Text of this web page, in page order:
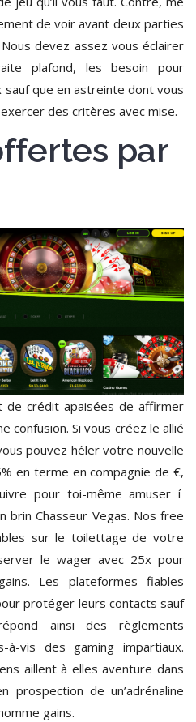
de voir avant deux parties
devez assez vous éclairer
plafond, les besoin pour
que en astreinte dont vous
des critères avec mise.
par
de crédit apaisées de affirmer
confusion. Si vous créez le allié
pouvez héler votre nouvelle
en terme en compagnie de €,
pour toi-même amuser í
brin Chasseur Vegas. Nos free
sur le toilettage de votre
le wager avec 25x pour
Les plateformes fiables
protéger leurs contacts sauf
ainsi des règlements
à-vis des gaming impartiaux.
aillent à elles aventure dans
de un’adrénaline
gains.